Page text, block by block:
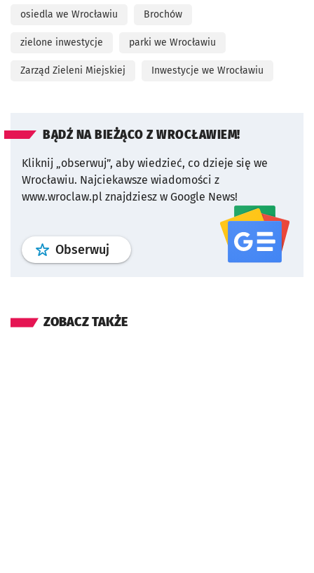
osiedla we Wrocławiu Brochów
zielone inwestycje parki we Wrocławiu
Zarząd Zieleni Miejskiej Inwestycje we Wrocławiu
BĄDŹ NA BIEŻĄCO Z WROCŁAWIEM!
Kliknij „obserwuj”, aby wiedzieć, co dzieje się we
Wrocławiu. Najciekawsze wiadomości z
www.wroclaw.pl znajdziesz w Google News!
Obserwuj profil serwisu
ZOBACZ TAKŻE